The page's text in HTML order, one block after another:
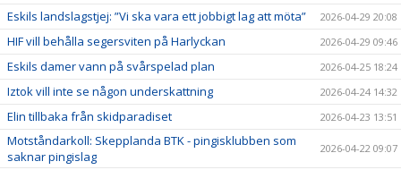
Eskils landslagstjej: ”Vi ska vara ett jobbigt lag att möta” 2026-04-29 20:08
HIF vill behålla segersviten på Harlyckan 2026-04-29 09:46
Eskils damer vann på svårspelad plan 2026-04-25 18:24
Iztok vill inte se någon underskattning 2026-04-24 14:32
Elin tillbaka från skidparadiset 2026-04-23 13:51
Motståndarkoll: Skepplanda BTK - pingisklubben som
saknar pingislag
2026-04-22 09:07